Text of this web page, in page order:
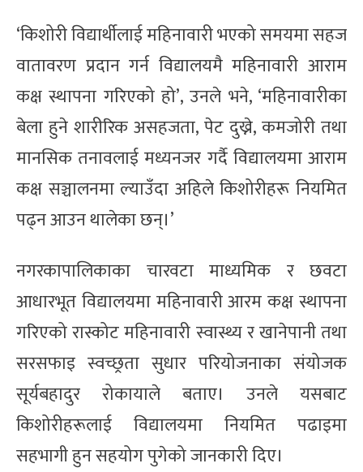
‘किशोरी विद्यार्थीलाई महिनावारी भएको समयमा सहज
वातावरण प्रदान गर्न विद्यालयमै महिनावारी आराम
कक्ष स्थापना गरिएको हो’, उनले भने, ‘महिनावारीका
बेला हुने शारीरिक असहजता, पेट दुख्ने, कमजोरी तथा
मानसिक तनावलाई मध्यनजर गर्दै विद्यालयमा आराम
कक्ष सञ्चालनमा ल्याउँदा अहिले किशोरीहरू नियमित
पढ्न आउन थालेका छन्।’
नगरकापालिकाका चारवटा माध्यमिक र छवटा
आधारभूत विद्यालयमा महिनावारी आरम कक्ष स्थापना
गरिएको रास्कोट महिनावारी स्वास्थ्य र खानेपानी तथा
सरसफाइ स्वच्छ्रता सुधार परियोजनाका संयोजक
सूर्यबहादुर रोकायाले बताए। उनले यसबाट
किशोरीहरूलाई विद्यालयमा नियमित पढाइमा
सहभागी हुन सहयोग पुगेको जानकारी दिए।